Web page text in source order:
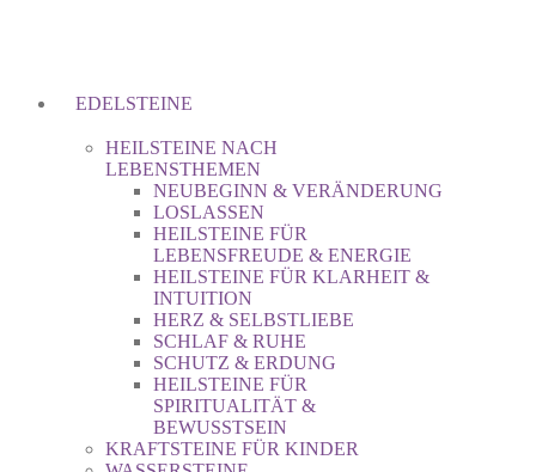
EDELSTEINE
HEILSTEINE NACH
LEBENSTHEMEN
NEUBEGINN & VERÄNDERUNG
LOSLASSEN
HEILSTEINE FÜR
LEBENSFREUDE & ENERGIE
HEILSTEINE FÜR KLARHEIT &
INTUITION
HERZ & SELBSTLIEBE
SCHLAF & RUHE
SCHUTZ & ERDUNG
HEILSTEINE FÜR
SPIRITUALITÄT &
BEWUSSTSEIN
KRAFTSTEINE FÜR KINDER